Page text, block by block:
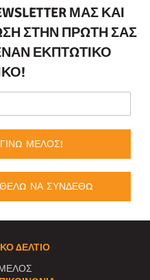
ΜΑΣ ΚΑΙ
ΣΤΗΝ ΠΡΏΤΗ ΣΑΣ
ΕΚΠΤΩΤΙΚΌ
ΜΕΛΟΣ!
ΘΕΛΩ ΝΑ ΣΥΝΔΕΘΩ
ΔΕΛΤΊΟ